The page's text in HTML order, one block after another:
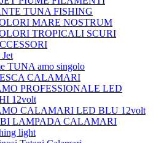
TUNA FISHING
MARE NOSTRUM
TROPICALI SCURI
TUNA amo singolo
CALAMARI
PROFESSIONALE LED
12volt
CALAMARI LED BLU 12volt
LAMPADA CALAMARI
light